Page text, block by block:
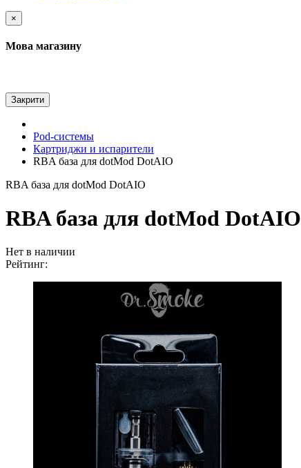
×
Мова магазину
Закрити
Pod-системы
Картриджи и испарители
RBA база для dotMod DotAIO
RBA база для dotMod DotAIO
RBA база для dotMod DotAIO
Нет в наличии
Рейтинг: